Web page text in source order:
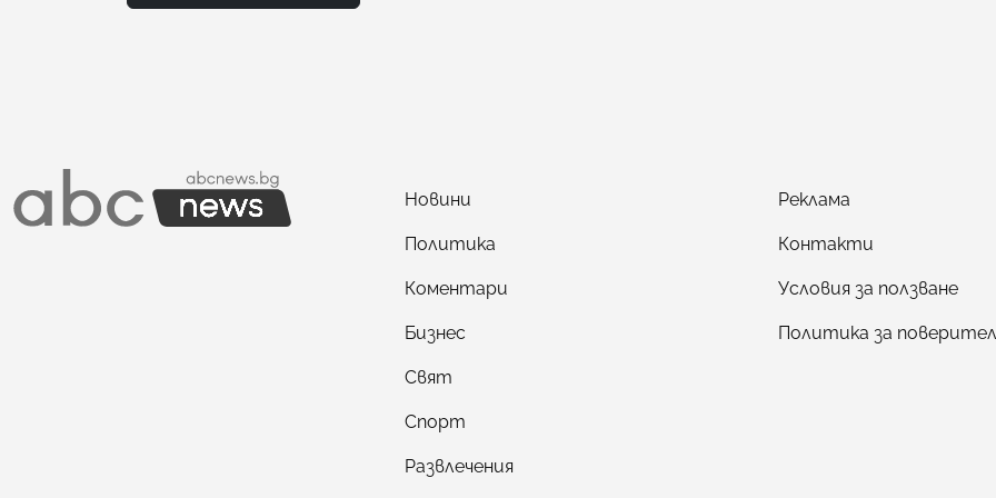
Новини
Политика
Коментари
Бизнес
Свят
Спорт
Развлечения
Реклама
Контакти
Условия за ползване
Политика за